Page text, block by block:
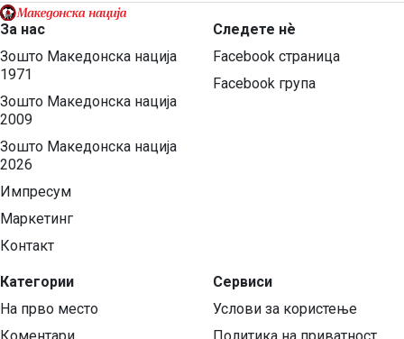
За нас
Зошто Македонска нација
1971
Зошто Македонска нација
2009
Зошто Македонска нација
2026
Импресум
Маркетинг
Контакт
Категории
На прво место
Следете нѐ
Facebook страница
Facebook група
Сервиси
Услови за користење